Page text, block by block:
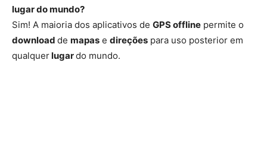
lugar do mundo?
Sim! A maioria dos aplicativos de GPS offline permite o
download de mapas e direções para uso posterior em
qualquerlugardo mundo.